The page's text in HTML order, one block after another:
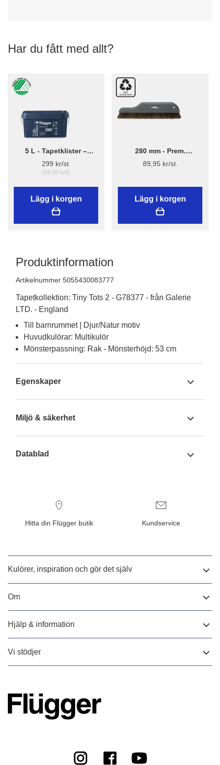
Har du fått med allt?
5 L - Tapetklister –
Flügger Adhesive 290
299 kr/st.
(59,80 kr/l)
Lägg i korgen
280 mm - Prem.
Tapetborst 3540
89,95 kr/st.
Lägg i korgen
Produktinformation
Artikelnummer 5055430083777
Tapetkollektion: Tiny Tots 2 - G78377 - från Galerie
LTD. - England
Till barnrummet | Djur/Natur motiv
Huvudkulörar: Multikulör
Mönsterpassning: Rak - Mönsterhöjd: 53 cm
Egenskaper
Miljö & säkerhet
Datablad
Hitta din Flügger butik Kundservice
Kulörer, inspiration och gör det själv
Om
Hjälp & information
Vi stödjer